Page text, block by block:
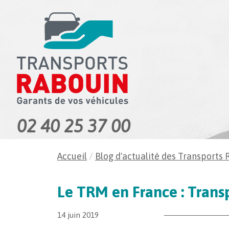
02 40 25 37 00
Accueil / Blog d'actualité des Transports
Le TRM en France :
14 juin 2019